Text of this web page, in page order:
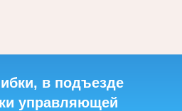
в подъезде
управляющей